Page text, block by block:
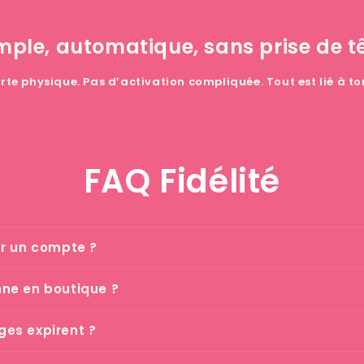
automatique, sans prise de
physique. Pas d’activation compliquée. Tout est lié à
FAQ Fidélité
un compte ?
en boutique ?
expirent ?